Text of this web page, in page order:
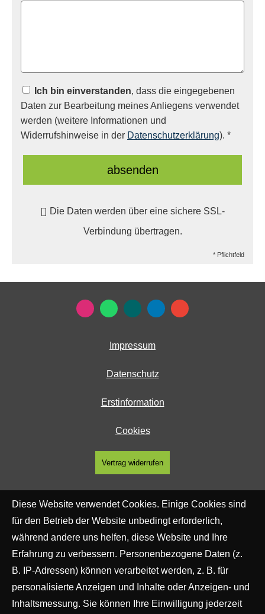
Ich bin einverstanden, dass die eingegebenen
Daten zur Bearbeitung meines Anliegens verwendet
werden (weitere Informationen und
Widerrufshinweise in der Datenschutzerklärung). *
absenden
Die Daten werden über eine sichere SSL-
Verbindung übertragen.
* Pflichtfeld
Impressum
Datenschutz
Erstinformation
Cookies
Vertrag widerrufen
Diese Website verwendet Cookies. Einige Cookies sind
für den Betrieb der Website unbedingt erforderlich,
während andere uns helfen, diese Website und Ihre
Erfahrung zu verbessern. Personenbezogene Daten (z.
B. IP-Adressen) können verarbeitet werden, z. B. für
personalisierte Anzeigen und Inhalte oder Anzeigen- und
Inhaltsmessung. Sie können Ihre Einwilligung jederzeit